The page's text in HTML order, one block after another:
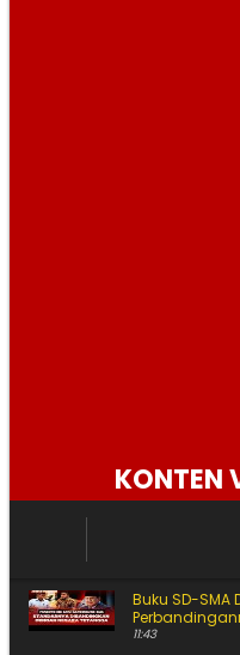
Pemerintah
Gempa Dini Hari
Bank Dunia Tunjuk
KONTEN
Buku SD-SMA
11:43